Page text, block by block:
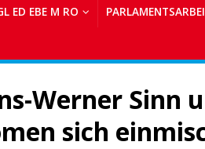
ED EBE M RO
Werner Sinn
sich